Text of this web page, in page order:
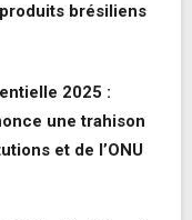
brésiliens
2025 :
une trahison
et de l’ONU